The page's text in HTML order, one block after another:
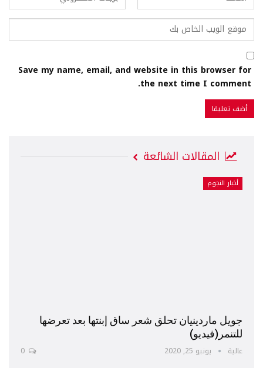
Save my name, email, and website in this browser for
the next time I comment.
المقالات الشائعة
أخبار النجوم
جويل ماردينيان تحلق شعر ساق إبنتها بعد تعرضها
للتنمر(فيديو)
عالية يونيو 25, 2020